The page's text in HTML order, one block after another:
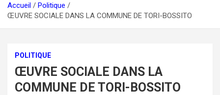
Accueil
Politique
ŒUVRE SOCIALE DANS LA COMMUNE DE TORI-BOSSITO
POLITIQUE
ŒUVRE SOCIALE DANS LA
COMMUNE DE TORI-BOSSITO